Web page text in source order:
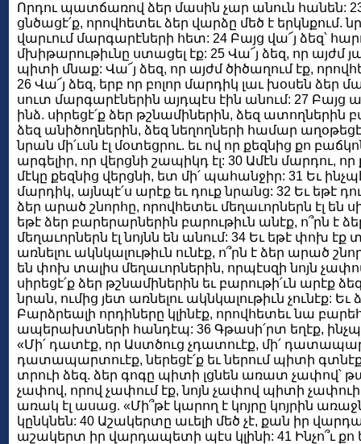
Որդու պատճառով ձեր մասին չար անուն հանեն:
ցնծացէ՛ք, որովհետեւ ձեր վարձը մեծ է երկնքում.
վարւում մարգարէների հետ: 24 Բայց վա՜յ ձեզ՝
մխիթարութիւնը ստացել էք: 25 Վա՜յ ձեզ, որ այժմ
պիտի մնաք: Վա՜յ ձեզ, որ այժմ ծիծաղում էք,
26 Վա՜յ ձեզ, երբ որ բոլոր մարդիկ լաւ խօսեն ձեր
սուտ մարգարէներին այդպէս էին անում: 27 Բայց
ինձ. սիրեցէ՛ք ձեր թշնամիներին, ձեզ ատողներին
ձեզ անիծողներին, ձեզ նեղողների համար
նրան մի՛ւսն էլ մօտեցրու. եւ ով որ քեզնից քո
արգելիր, որ վերցնի շապիկդ էլ: 30 Ամէն մարդու, որ
մէկը քեզնից վերցնի, ետ մի՛ պահանջիր: 31 Եւ
մարդիկ, այնպէ՛ս արէք եւ դուք նրանց: 32 Եւ եթէ
ձեր արած շնորհը, որովհետեւ մեղաւորներն էլ են
եթէ ձեր բարերարներին բարութիւն անէք, ո՞րն է
մեղաւորներն էլ նոյնն են անում: 34 Եւ եթէ փոխ էք
առնելու ակնկալութիւն ունէք, ո՞րն է ձեր արած
են փոխ տալիս մեղաւորներին, որպէսզի նոյն
սիրեցէ՛ք ձեր թշնամիներին եւ բարութի՛ւն արէք
նրան, ումից յետ առնելու ակնկալութիւն չունէք:
Բարձրեալի որդիները կլինէք, որովհետեւ նա
ապերախտների հանդէպ: 36 Գթասի՛րտ եղէք,
«Մի՛ դատէք, որ Աստծուց չդատուէք, մի՛
դատապարտուէք, ներեցէ՛ք եւ ներում պիտի
տրուի ձեզ. ձեր գոգը պիտի լցնեն առատ չափով՝
չափով, որով չափում էք, նոյն չափով պիտի
առակ էլ ասաց. «Մի՞թէ կարող է կոյրը կոյրին
կընկնեն: 40 Աշակերտը աւելի մեծ չէ, քան իր
աշակերտ իր վարդապետի պէս կլինի: 41 Ինչո՞ւ քո